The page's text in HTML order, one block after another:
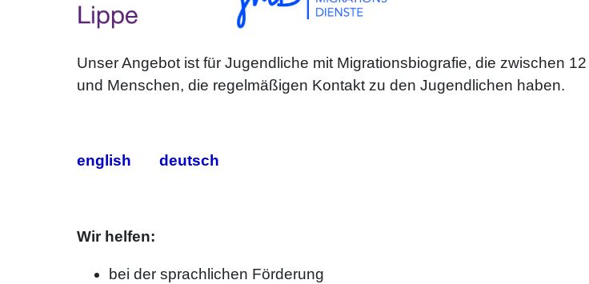
Unser Angebot ist für Jugendliche mit Migrationsbiografie, die zwischen
und Menschen, die regelmäßigen Kontakt zu den Jugendlichen haben.
english deutsch
Wir helfen:
bei der sprachlichen Förderung